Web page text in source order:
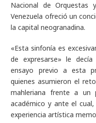
Nacional de Orquestas
Venezuela ofreció un
la capital neogranadina.
«Esta sinfonía es
de expresarse» le
ensayo previo a esta
quienes asumieron el
mahleriana frente a un
académico y ante el
experiencia artística